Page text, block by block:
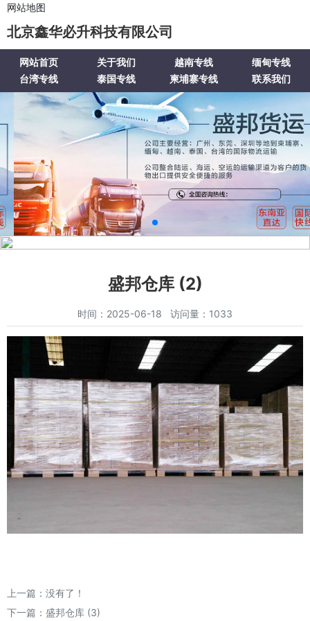
网站地图
北京鑫华必升科技有限公司
网站首页 关于我们 越南专线
缅甸专线
台湾专线
泰国专线 柬埔寨专线 联系我们
盛邦仓库 (2)
时间：2025-06-18 访问量：1033
上一篇：没有了！
下一篇： 盛邦仓库 (3)